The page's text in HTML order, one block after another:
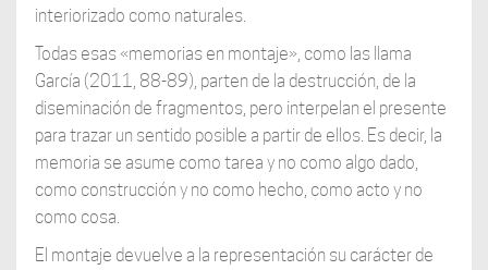
interiorizado como naturales.
Todas esas «memorias en montaje», como las llama
García (2011, 88-89), parten de la destrucción, de la
diseminación de fragmentos, pero interpelan el presente
para trazar un sentido posible a partir de ellos. Es decir, la
memoria se asume como tarea y no como algo dado,
como construcción y no como hecho, como acto y no
como cosa.
El montaje devuelve a la representación su carácter de